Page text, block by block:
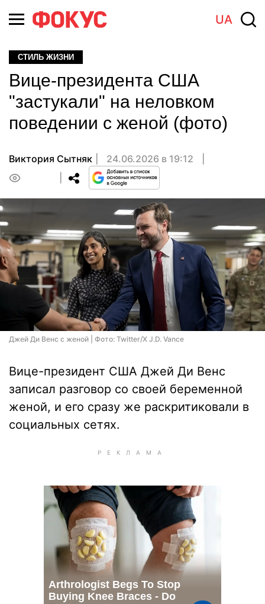
UA
СТИЛЬ ЖИЗНИ
Вице-президента США
"застукали" на неловком
поведении с женой (фото)
Виктория Сытняк
24.06.2026 в 19:12
Джей Ди Венс с женой | Фото: Twitter/X J.D. Vance
Вице-президент США Джей Ди Венс
записал разговор со своей беременной
женой, и его сразу же раскритиковали в
социальных сетях.